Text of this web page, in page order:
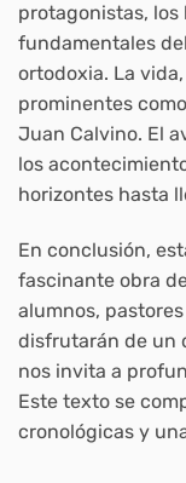
protagonistas, los
fundamentales
ortodoxia. La
prominentes
Juan Calvino. El
los
horizontes hasta
En conclusión,
fascinante obra
alumnos,
disfrutarán de un
nos invita a
Este texto se
cronológicas y